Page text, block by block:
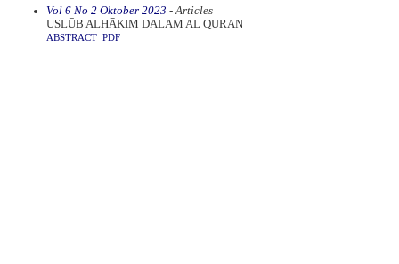
Vol 6 No 2 Oktober 2023 - Articles
USLŪB ALHᾹKIM DALAM AL QURAN
ABSTRACT PDF